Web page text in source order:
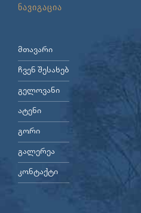
ნავიგაცია
მთავარი
ჩვენ შესახებ
გელოვანი
ატენი
გორი
გალერეა
კონტაქტი